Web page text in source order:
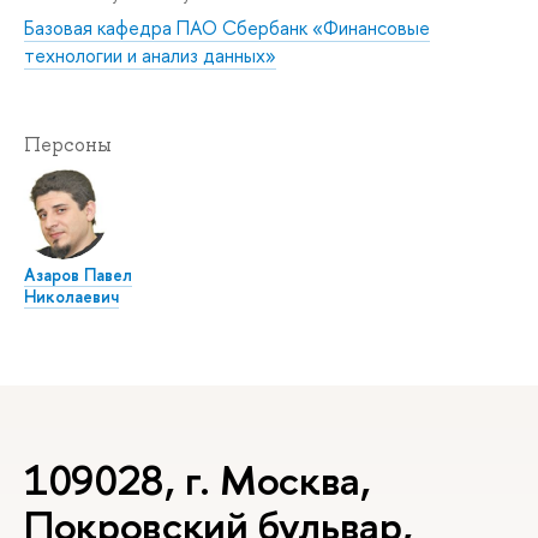
Базовая кафедра ПАО Сбербанк «Финансовые
технологии и анализ данных»
Персоны
Азаров Павел
Николаевич
109028, г. Москва,
Покровский бульвар,